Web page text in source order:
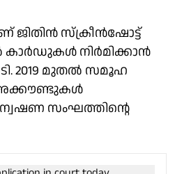
സ്ക്രീൻഷോട്ട്
കാർഡുകൾ നിർമിക്കാൻ
2019 മുതൽ സമൂഹ
അക്കൗണ്ടുകൾ
സംഘത്തിൻ്റെ